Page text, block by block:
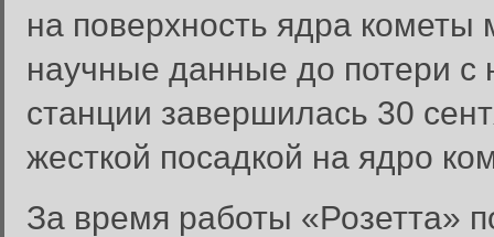
на поверхность ядра кометы
научные данные до потери с
станции завершилась 30
жесткой посадкой на ядро
За время работы «Розетта»